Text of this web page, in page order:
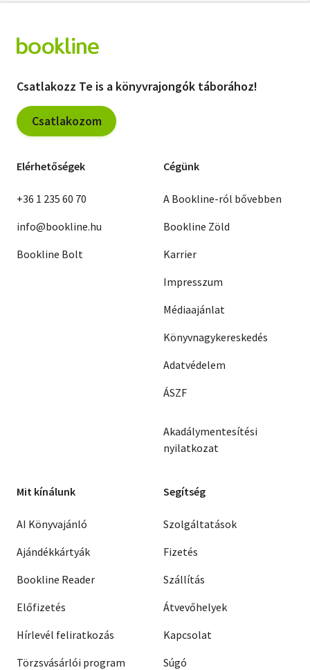
Csatlakozz Te is a könyvrajongók táborához!
Csatlakozom
Elérhetőségek
+36 1 235 60 70
info@bookline.hu
Bookline Bolt
Cégünk
A Bookline-ról bővebben
Bookline Zöld
Karrier
Impresszum
Médiaajánlat
Könyvnagykereskedés
Adatvédelem
ÁSZF
Akadálymentesítési
nyilatkozat
Mit kínálunk
AI Könyvajánló
Ajándékkártyák
Bookline Reader
Előfizetés
Hírlevél feliratkozás
Törzsvásárlói program
Segítség
Szolgáltatások
Fizetés
Szállítás
Átvevőhelyek
Kapcsolat
Súgó